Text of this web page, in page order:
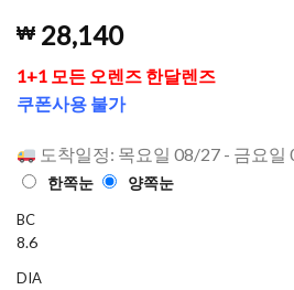
평가를 기
준으로 5점
만점에점
으로 평가
됨
₩ 28,140
1+1 모든 오렌즈 한달렌즈
쿠폰사용 불가
도착일정: 목요일 08/27 - 금요일
한쪽눈 양쪽눈
BC
8.6
DIA